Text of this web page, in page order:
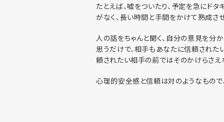
たとえば、嘘をついたり、予定を急にド
がなく、長い時間と手間をかけて熟成さ
人の話をちゃんと聞く、自分の意見を分
思うだけで、相手もあなたに信頼された
頼されたい相手の前ではそのかけらさえ
心理的安全感と信頼は対のようなもので